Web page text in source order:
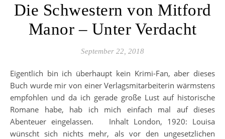
Die Schwestern von Mitford
Manor – Unter Verdacht
September 22, 2018
Eigentlich bin ich überhaupt kein Krimi-Fan, aber dieses
Buch wurde mir von einer Verlagsmitarbeiterin wärmstens
empfohlen und da ich gerade große Lust auf historische
Romane habe, hab ich mich einfach mal auf dieses
Abenteuer eingelassen. Inhalt London, 1920: Louisa
wünscht sich nichts mehr, als vor den ungesetzlichen